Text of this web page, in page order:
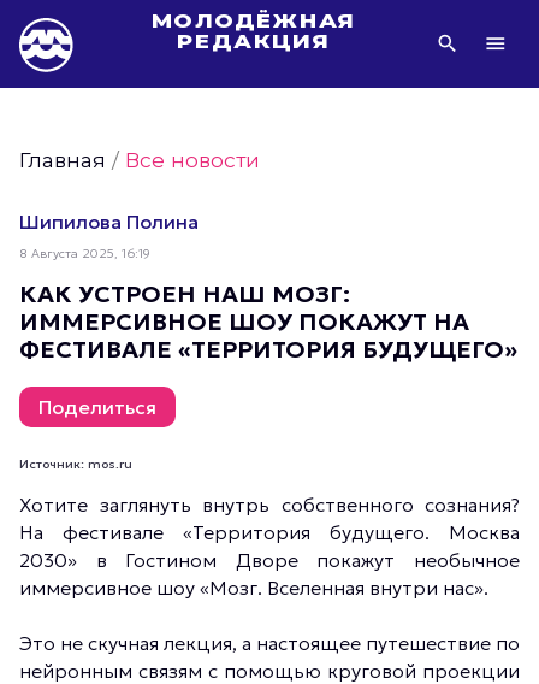
МОЛОДЁЖНАЯ
РЕДАКЦИЯ
Фото Молодёжи Москвы
Фотогалереи Молодёжи Москвы
Статьи Молодёжи Москвы
Молодёжь Москвы культурная
Молодёжь Москвы спортивная
Молодёжь Москвы в движении
Молодёжь Москвы здоровая
Молодёжь Москвы профессиональная
Молодёжь Москвы туристическая
Все новости
Главная /Все новости
Шипилова Полина
8 Августа 2025, 16:19
КАК УСТРОЕН НАШ МОЗГ:
ИММЕРСИВНОЕ ШОУ ПОКАЖУТ НА
ФЕСТИВАЛЕ «ТЕРРИТОРИЯ БУДУЩЕГО»
Поделиться
Источник: mos.ru
Хотите заглянуть внутрь собственного сознания?
На фестивале «Территория будущего. Москва
2030» в Гостином Дворе покажут необычное
иммерсивное шоу «Мозг. Вселенная внутри нас».
Это не скучная лекция, а настоящее путешествие по
нейронным связям с помощью круговой проекции